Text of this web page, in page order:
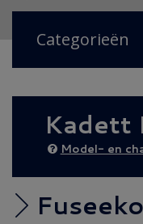
Categorieën
NIEUW IN 2026
Achteras
Brandstof/ Uitlaat
Carrosserie
(33)
Carrosserie
Kadett
Model- en